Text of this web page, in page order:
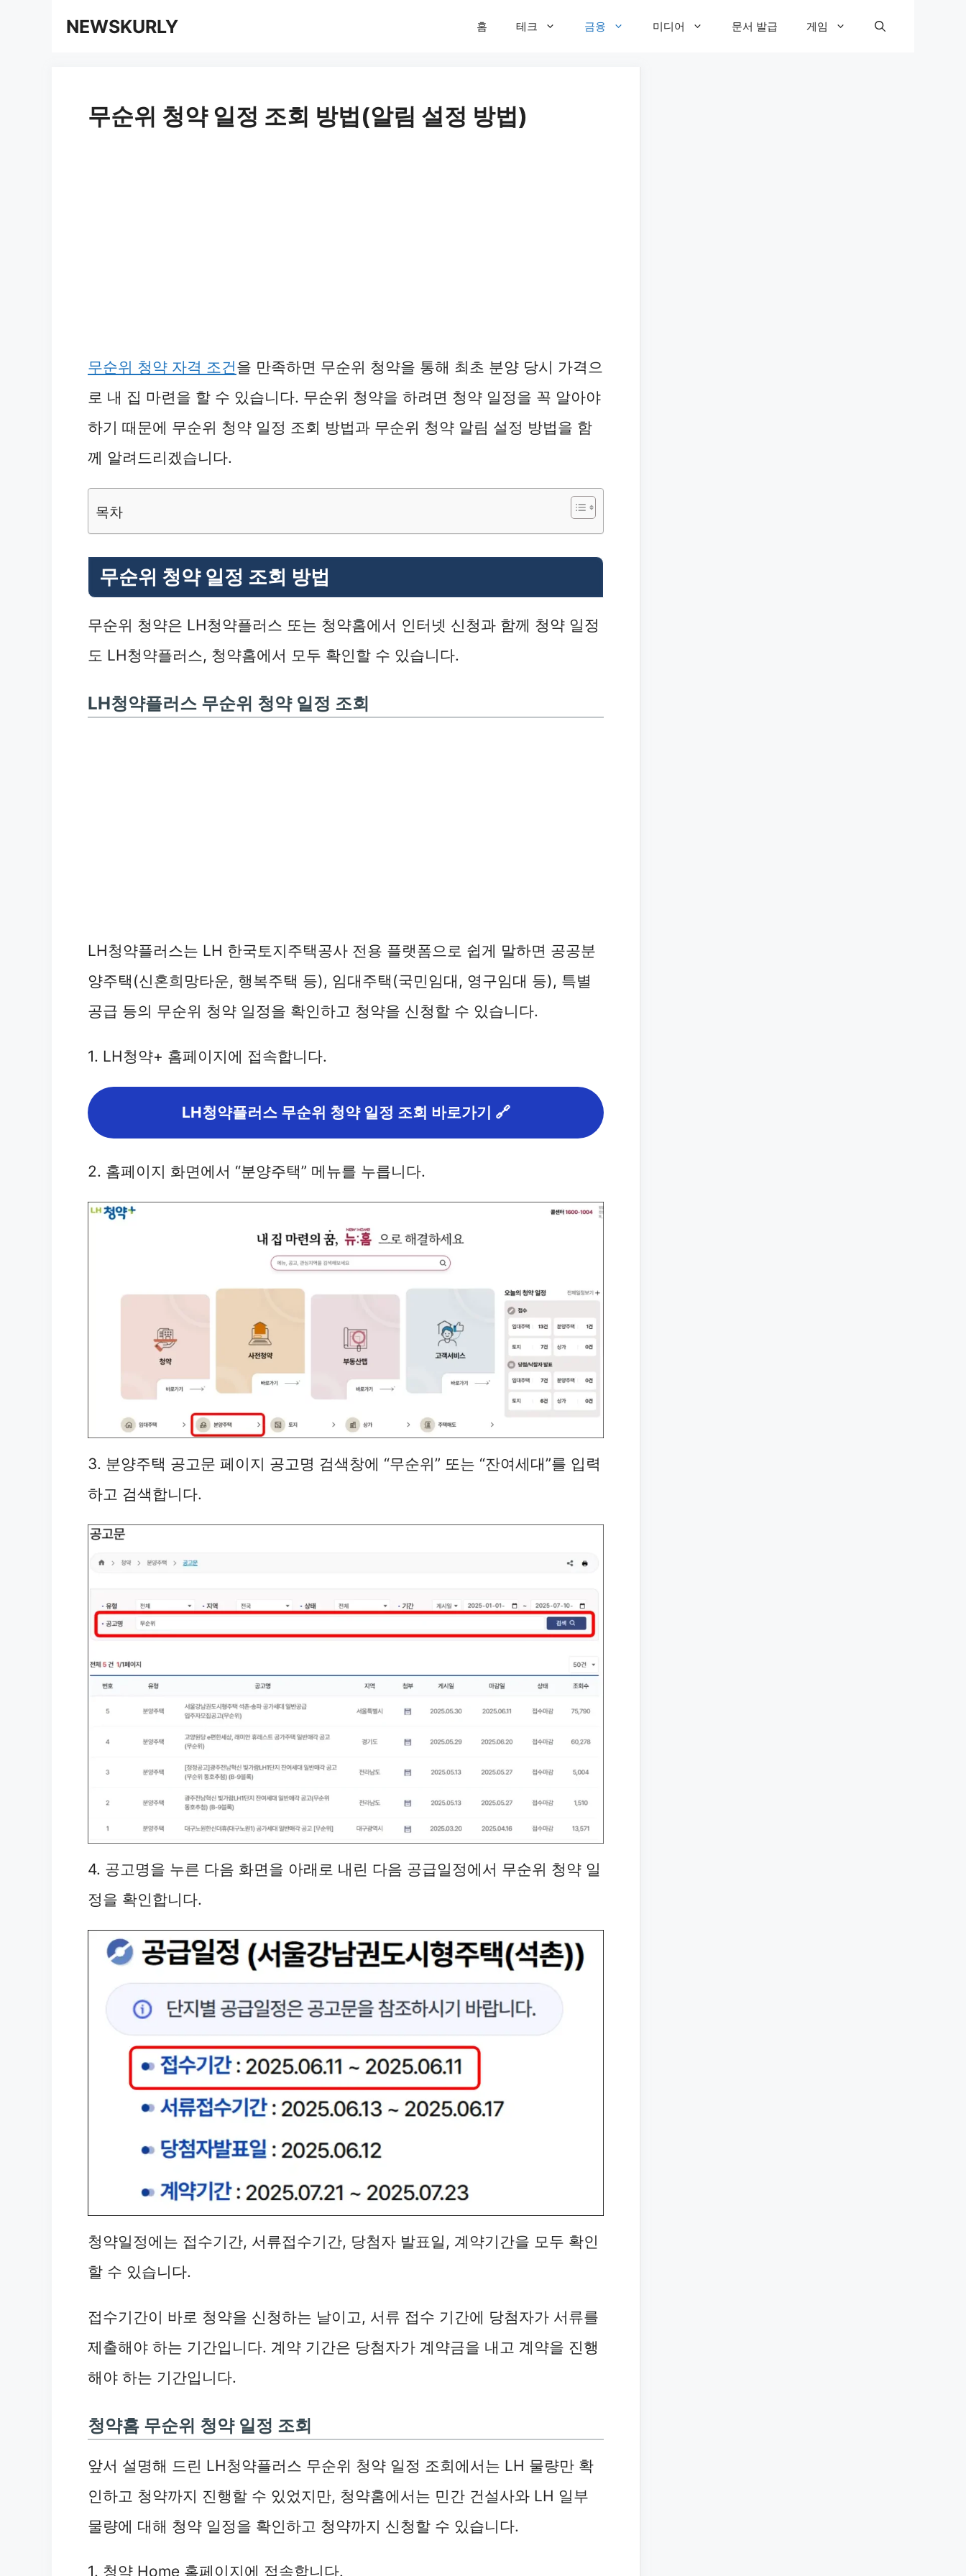
NEWSKURLY 홈 테크 금융 미디어 문서 발급 게임
무순위 청약 일정 조회 방법(알림 설정 방법)
무순위 청약 자격 조건을 만족하면 무순위 청약을 통해 최초 분양 당시 가격으
로 내 집 마련을 할 수 있습니다. 무순위 청약을 하려면 청약 일정을 꼭 알아야
하기 때문에 무순위 청약 일정 조회 방법과 무순위 청약 알림 설정 방법을 함
께 알려드리겠습니다.
목차
무순위 청약 일정 조회 방법
무순위 청약은 LH청약플러스 또는 청약홈에서 인터넷 신청과 함께 청약 일정
도 LH청약플러스, 청약홈에서 모두 확인할 수 있습니다.
LH청약플러스 무순위 청약 일정 조회
LH청약플러스는 LH 한국토지주택공사 전용 플랫폼으로 쉽게 말하면 공공분
양주택(신혼희망타운, 행복주택 등), 임대주택(국민임대, 영구임대 등), 특별
공급 등의 무순위 청약 일정을 확인하고 청약을 신청할 수 있습니다.
1. LH청약+ 홈페이지에 접속합니다.
LH청약플러스 무순위 청약 일정 조회 바로가기 🔗
2. 홈페이지 화면에서 “분양주택” 메뉴를 누릅니다.
3. 분양주택 공고문 페이지 공고명 검색창에 “무순위” 또는 “잔여세대”를 입력
하고 검색합니다.
4. 공고명을 누른 다음 화면을 아래로 내린 다음 공급일정에서 무순위 청약 일
정을 확인합니다.
청약일정에는 접수기간, 서류접수기간, 당첨자 발표일, 계약기간을 모두 확인
할 수 있습니다.
접수기간이 바로 청약을 신청하는 날이고, 서류 접수 기간에 당첨자가 서류를
제출해야 하는 기간입니다. 계약 기간은 당첨자가 계약금을 내고 계약을 진행
해야 하는 기간입니다.
청약홈 무순위 청약 일정 조회
앞서 설명해 드린 LH청약플러스 무순위 청약 일정 조회에서는 LH 물량만 확
인하고 청약까지 진행할 수 있었지만, 청약홈에서는 민간 건설사와 LH 일부
물량에 대해 청약 일정을 확인하고 청약까지 신청할 수 있습니다.
1. 청약 Home 홈페이지에 접속합니다.